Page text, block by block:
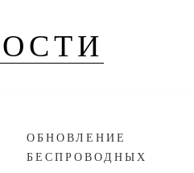
ОБНОВЛЕНИЕ
БЕСПРОВОДНЫХ